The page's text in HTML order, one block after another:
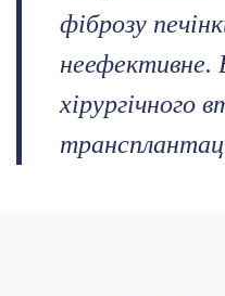
фіброзу
хірургічного